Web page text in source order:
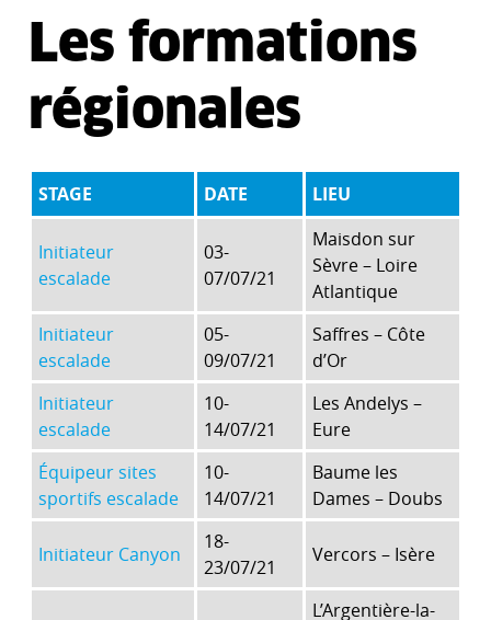
Les formations
régionales
STAGE DATE LIEU
Initiateur
escalade
03-
07/07/21
Maisdon sur
Sèvre – Loire
Atlantique
Initiateur
escalade
05-
09/07/21
Saffres – Côte
d’Or
Initiateur
escalade
10-
14/07/21
Les Andelys –
Eure
Équipeur sites
sportifs escalade
10-
14/07/21
Baume les
Dames – Doubs
Initiateur Canyon
18-
23/07/21
Vercors – Isère
L’Argentière-la-